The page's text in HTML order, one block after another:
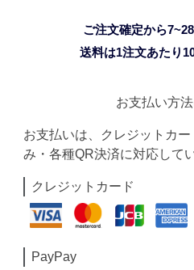
ご注文確定から
送料は1注文あたり
お支払い方
お支払いは、クレジットカ
み・各種QR決済に対応して
クレジットカード
PayPay